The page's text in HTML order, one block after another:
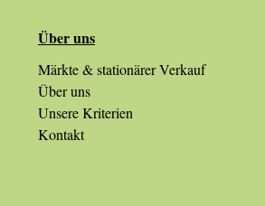
Über uns
Märkte & stationärer Verkauf
Über uns
Unsere Kriterien
Kontakt